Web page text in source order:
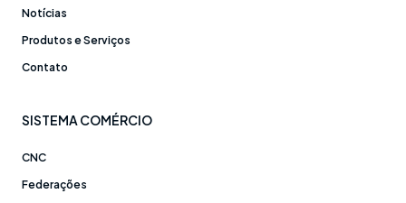
Notícias
Produtos e Serviços
Contato
SISTEMA COMÉRCIO
CNC
Federações